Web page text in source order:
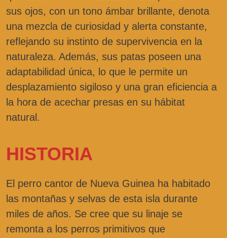
sus ojos, con un tono ámbar brillante, denota
una mezcla de curiosidad y alerta constante,
reflejando su instinto de supervivencia en la
naturaleza. Además, sus patas poseen una
adaptabilidad única, lo que le permite un
desplazamiento sigiloso y una gran eficiencia a
la hora de acechar presas en su hábitat
natural.
HISTORIA
El perro cantor de Nueva Guinea ha habitado
las montañas y selvas de esta isla durante
miles de años. Se cree que su linaje se
remonta a los perros primitivos que